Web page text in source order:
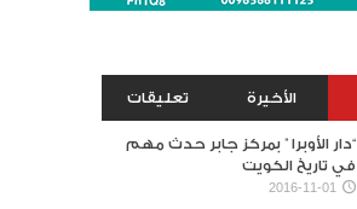
الأخيرة تعليقات
“دار الأوبرا ” بمركز جابر حدث مهم
في تاريخ الكويت
2016-11-01